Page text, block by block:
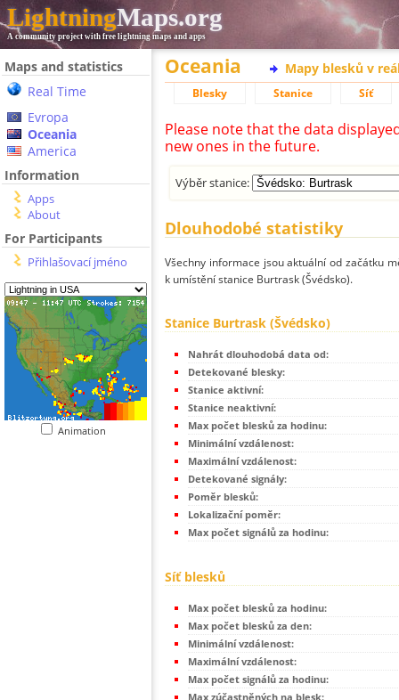
LightningMaps.org
A community project with free lightning maps and apps
Maps and statistics
Real Time
Evropa
Oceania
America
Information
Apps
About
For Participants
Přihlašovací jméno
Animation
Oceania Mapy blesků v
Blesky Stanice Síť
Please note that the data
new ones in the future.
Výběr stanice:
Dlouhodobé statistiky
Všechny informace jsou aktuální od začátku
k umístění stanice Burtrask (Švédsko).
Stanice Burtrask (Švédsko)
Nahrát dlouhodobá data od:
Detekované blesky:
Stanice aktivní:
Stanice neaktivní:
Max počet blesků za hodinu:
Minimální vzdálenost:
Maximální vzdálenost:
Detekované signály:
Poměr blesků:
Lokalizační poměr:
Max počet signálů za hodinu:
Síť blesků
Max počet blesků za hodinu:
Max počet blesků za den:
Minimální vzdálenost:
Maximální vzdálenost:
Max počet signálů za hodinu:
Max zúčastněných na blesk: